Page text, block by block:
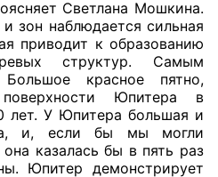
Светлана Мошкина.
зон наблюдается сильная
приводит к образованию
структур. Самым
Большое красное пятно,
Юпитера в
лет. У Юпитера большая и
и, если бы мы могли
казалась бы в пять раз
Юпитер демонстрирует